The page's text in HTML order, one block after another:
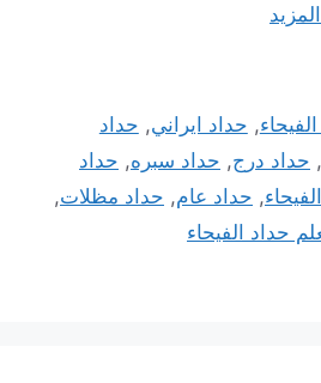
, حداد ايراني, حداد
, حداد درج, حداد سبره, حداد
, حداد عام, حداد مظلات,
حداد الفيحاء